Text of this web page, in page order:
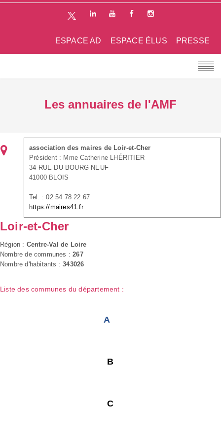
PRESSE
ESPACE ÉLUS
ESPACE AD
Les annuaires de l'AMF
association des maires de Loir-et-Cher
Président : Mme Catherine LHÉRITIER
34 RUE DU BOURG NEUF
41000 BLOIS
Tel. : 02 54 78 22 67
https://maires41.fr
Loir-et-Cher
Région : Centre-Val de Loire
Nombre de communes :267
Nombre d'habitants :343026
Liste des communes du département :
A
B
C